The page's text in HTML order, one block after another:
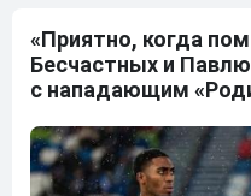
«Приятно, когда
Бесчастных и
с нападающим